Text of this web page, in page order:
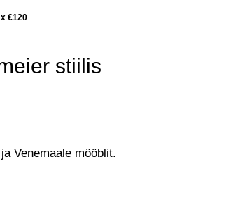
x€120
stiilis
Venemaale mööblit.